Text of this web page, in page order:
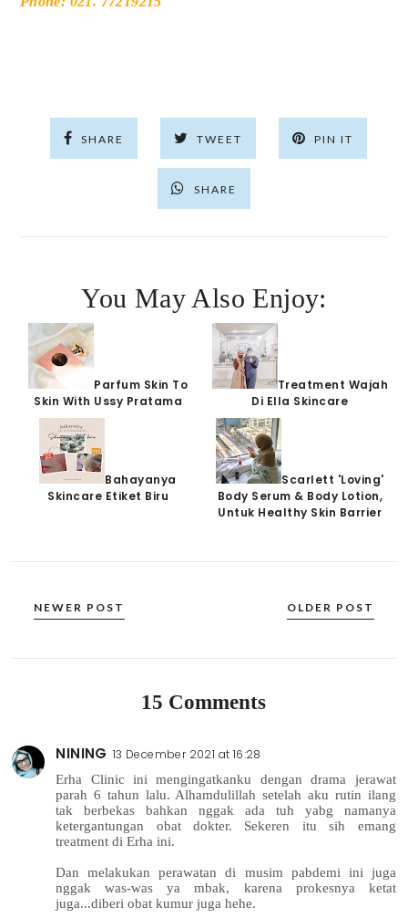
SHARE TWEET PIN IT
SHARE
You May Also Enjoy:
Parfum Skin To
Skin With Ussy Pratama
Treatment Wajah
Di Ella Skincare
Bahayanya
Skincare Etiket Biru
Scarlett 'Loving'
Body Serum & Body Lotion,
Untuk Healthy Skin Barrier
NEWER POST OLDER POST
15 Comments
NINING 13 December 2021 at 16:28
Erha Clinic ini mengingatkanku dengan drama jerawat
parah 6 tahun lalu. Alhamdulillah setelah aku rutin ilang
tak berbekas bahkan nggak ada tuh yabg namanya
ketergantungan obat dokter. Sekeren itu sih emang
treatment di Erha ini.
Dan melakukan perawatan di musim pabdemi ini juga
nggak was-was ya mbak, karena prokesnya ketat
juga...diberi obat kumur juga hehe.